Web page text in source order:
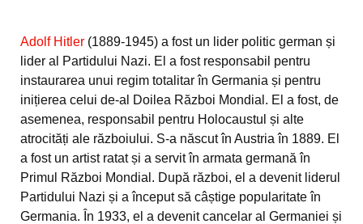
Adolf Hitler (1889-1945) a fost un lider politic german și
lider al Partidului Nazi. El a fost responsabil pentru
instaurarea unui regim totalitar în Germania și pentru
inițierea celui de-al Doilea Război Mondial. El a fost, de
asemenea, responsabil pentru Holocaustul și alte
atrocități ale războiului. S-a născut în Austria în 1889. El
a fost un artist ratat și a servit în armata germană în
Primul Război Mondial. După război, el a devenit liderul
Partidului Nazi și a început să câștige popularitate în
Germania. În 1933, el a devenit cancelar al Germaniei și